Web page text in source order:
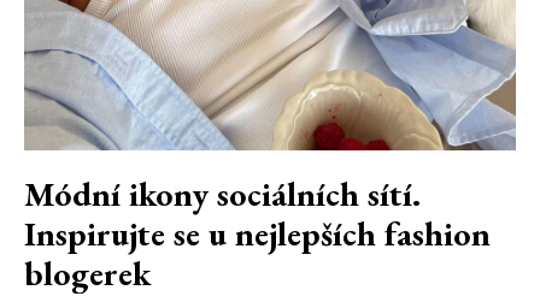
Módní ikony sociálních sítí.
Inspirujte se u nejlepších fashion
blogerek